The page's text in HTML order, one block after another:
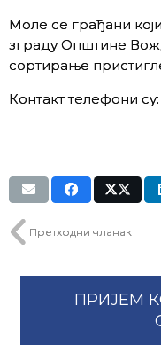
Моле се грађани
зграду Општине
сортирање
Контакт телефони
Претходни чланак
ПРИЈЕМ